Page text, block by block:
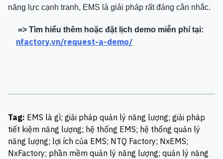
năng lực cạnh tranh, EMS là giải pháp rất đáng cân nhắc.
=> Tìm hiểu thêm hoặc đặt lịch demo miễn phí tại:
nfactory.vn/request-a-demo/
Tag: EMS là gì; giải pháp quản lý năng lượng; giải pháp
tiết kiệm năng lượng; hệ thống EMS; hệ thống quản lý
năng lượng; lợi ích của EMS; NTQ Factory; NxEMS;
NxFactory; phần mềm quản lý năng lượng; quản lý năng